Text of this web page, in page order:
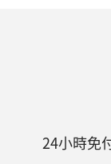
24小時免